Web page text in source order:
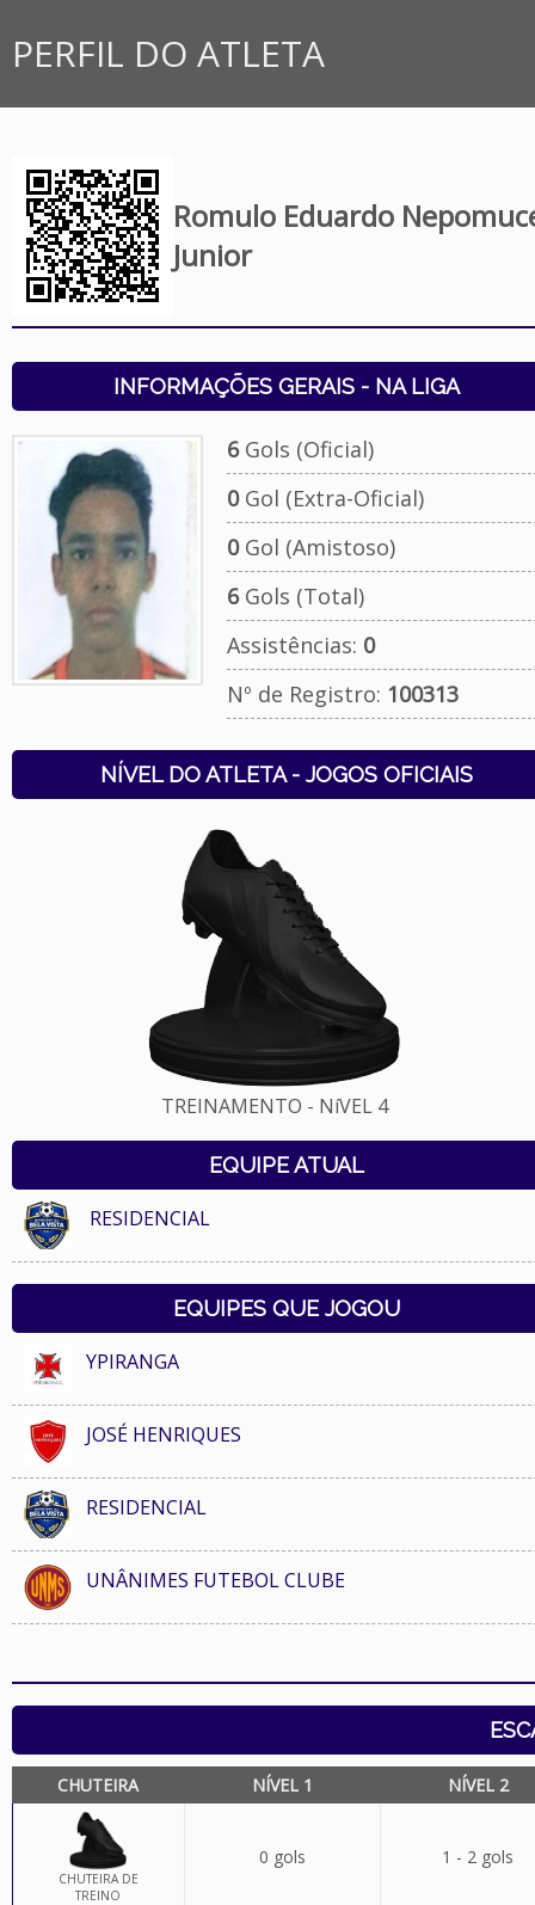
PERFIL DO ATLETA
Romulo Eduardo
Junior
INFORMAÇÕES GERAIS - NA LIGA
6Gols (Oficial)
0Gol (Extra-Oficial)
0Gol (Amistoso)
6Gols (Total)
Assistências: 0
Nº de Registro: 100313
NÍVEL DO ATLETA - JOGOS OFICIAIS
TREINAMENTO - NíVEL 4
EQUIPE ATUAL
RESIDENCIAL
EQUIPES QUE JOGOU
YPIRANGA
JOSÉ HENRIQUES
RESIDENCIAL
UNÂNIMES FUTEBOL CLUBE
CHUTEIRA NÍVEL 1 NÍVEL 2
CHUTEIRA DE
TREINO
0 gols 1 - 2 gols